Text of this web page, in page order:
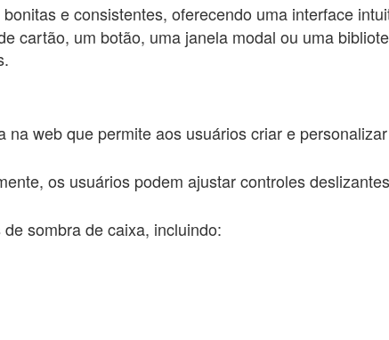
e consistentes, oferecendo uma interface
cartão, um botão, uma janela modal ou uma
web que permite aos usuários criar e
os usuários podem ajustar controles
sombra de caixa, incluindo: